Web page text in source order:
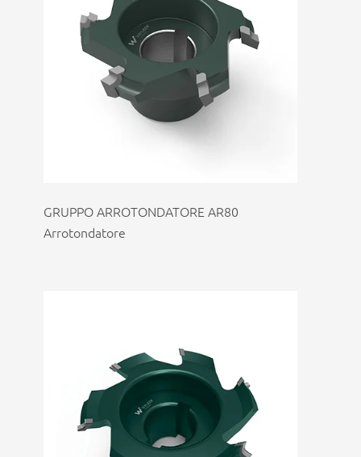
GRUPPO ARROTONDATORE AR80
Arrotondatore